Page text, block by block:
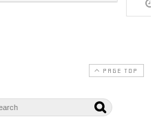
PAGE TOP